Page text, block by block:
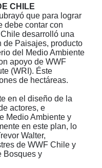
CHILE
que para lograr
debe contar con
desarrolló una
de Paisajes, producto
del Medio Ambiente
apoyo de WWF
(WRI). Éste
de hectáreas.
en el diseño de la
actores, e
Medio Ambiente y
en este plan, lo
Walter,
de WWF Chile y
Bosques y